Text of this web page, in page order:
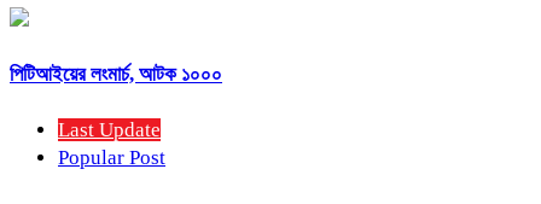
পিটিআইয়ের লংমার্চ, আটক ১০০০
Last Update
Popular Post